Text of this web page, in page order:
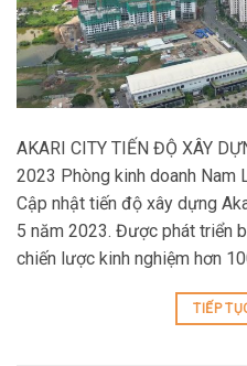
AKARI CITY TIẾN ĐỘ XÂY
2023 Phòng kinh doanh Nam
Cập nhật tiến độ xây dựng
5 năm 2023. Được phát triển
chiến lược kinh nghiệm hơn
TIẾP